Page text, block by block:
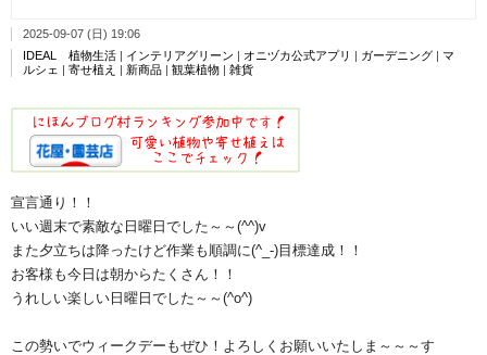
2025-09-07 (日) 19:06
IDEAL 植物生活 | インテリアグリーン | オニヅカ公式アプリ | ガーデニング | マ
ルシェ | 寄せ植え | 新商品 | 観葉植物 | 雑貨
宣言通り！！
いい週末で素敵な日曜日でした～～(^^)v
また夕立ちは降ったけど作業も順調に(^_-)目標達成！！
お客様も今日は朝からたくさん！！
うれしい楽しい日曜日でした～～(^o^)
この勢いでウィークデーもぜひ！よろしくお願いいたしま～～～す